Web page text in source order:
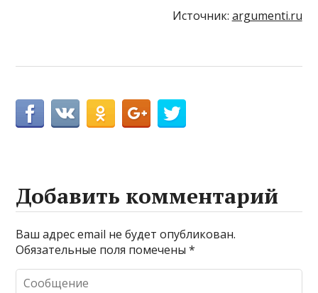
Источник: argumenti.ru
Добавить комментарий
Ваш адрес email не будет опубликован.
Обязательные поля помечены*